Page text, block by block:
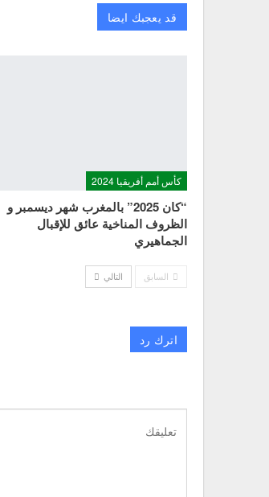
قد يعجبك ايضا
كأس أمم أفريقيا 2024
“كان 2025” بالمغرب شهر ديسمبر و
الظروف المناخية عائق للإقبال
الجماهيري
السابق التالي
اترك رد